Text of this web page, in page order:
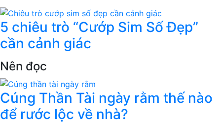
5 chiêu trò “Cướp Sim Số Đẹp”
cần cảnh giác
Nên đọc
Cúng Thần Tài ngày rằm thế nào
để rước lộc về nhà?